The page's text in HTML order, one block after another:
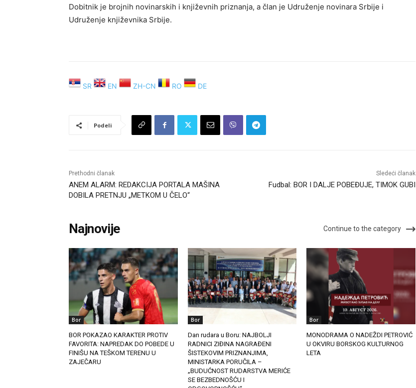
Dobitnik je brojnih novinarskih i književnih priznanja, a član je Udruženje novinara Srbije i
Udruženje književnika Srbije.
SR EN ZH-CN RO DE
Podeli
Prethodni članak
ANEM ALARM: REDAKCIJA PORTALA MAŠINA
DOBILA PRETNJU „METKOM U ČELO“
Sledeći članak
Fudbal: BOR I DALJE POBEĐUJE, TIMOK GUBI
Najnovije Continue to the category
Bor
BOR POKAZAO KARAKTER PROTIV
FAVORITA: NAPREDAK DO POBEDE U
FINIŠU NA TEŠKOM TERENU U
ZAJEČARU
Bor
Dan rudara u Boru: NAJBOLJI
RADNICI ZIĐINA NAGRAĐENI
ŠISTEKOVIM PRIZNANJIMA,
MINISTARKA PORUČILA –
„BUDUĆNOST RUDARSTVA MERIĆE
SE BEZBEDNOŠĆU I
Bor
MONODRAMA O NADEŽDI PETROVIĆ
U OKVIRU BORSKOG KULTURNOG
LETA